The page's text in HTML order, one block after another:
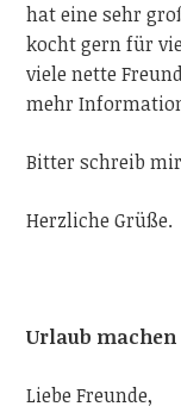
hat eine sehr
kocht gern für
viele nette
mehr
Bitter schreib
Herzliche Grüße.
Urlaub machen
Liebe Freunde,